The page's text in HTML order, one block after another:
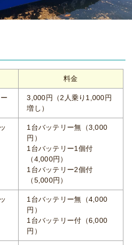
料金
3,000円（2人乗り1,000円
増し）
1台バッテリー無（3,000
円）
1台バッテリー1個付
（4,000円）
1台バッテリー2個付
（5,000円）
1台バッテリー無（4,000
円）
1台バッテリー付（6,000
円）